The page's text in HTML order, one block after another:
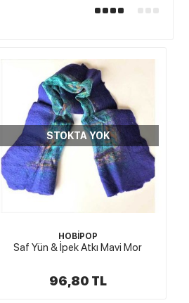
STOKTA YOK
HOBİPOP
Saf Yün & İpek Atkı Mavi Mor
96,80 TL